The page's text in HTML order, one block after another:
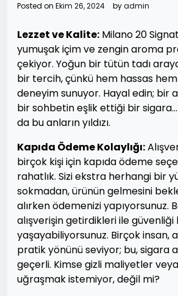
Posted on Ekim 26, 2024 byadmin
Lezzet ve Kalite: Milano 20
yumuşak içim ve zengin aroma
çekiyor. Yoğun bir tütün tadı
bir tercih, çünkü hem hassas
deneyim sunuyor. Hayal edin; bir
bir sohbetin eşlik ettiği bir
da bu anların yıldızı.
Kapıda Ödeme Kolaylığı:
birçok kişi için kapıda ödeme
rahatlık. Sizi ekstra herhangi bir
sokmadan, ürünün gelmesini
alırken ödemenizi yapıyorsunuz.
alışverişin getirdikleri ile
yaşayabiliyorsunuz. Birçok insan,
pratik yönünü seviyor; bu, sigara
geçerli. Kimse gizli maliyetler
uğraşmak istemiyor, değil mi?